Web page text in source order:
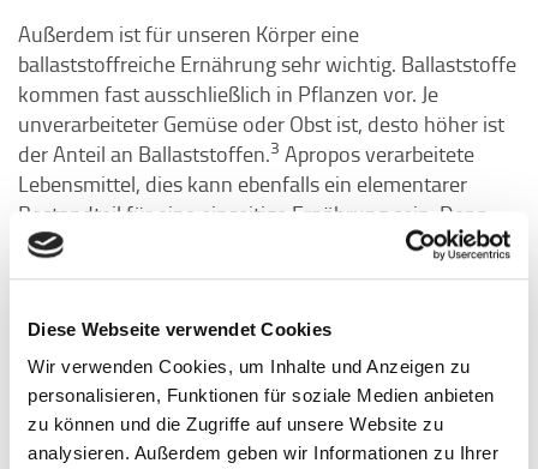
Diese Webseite verwendet Cookies
Wir verwenden Cookies, um Inhalte und Anzeigen zu
personalisieren, Funktionen für soziale Medien anbieten
zu können und die Zugriffe auf unsere Website zu
analysieren. Außerdem geben wir Informationen zu Ihrer
Außerdem ist für unseren Körper eine
ballaststoffreiche Ernährung sehr wichtig. Ballaststoffe
kommen fast ausschließlich in Pflanzen vor. Je
unverarbeiteter Gemüse oder Obst ist, desto höher ist
der Anteil an Ballaststoffen.3 Apropos verarbeitete
Lebensmittel, dies kann ebenfalls ein elementarer
Bestandteil für eine einseitige Ernährung sein. Denn
Fertigprodukte wie TK-Pizza, Wurstwaren wie zum
Beispiel Salami oder Schinkenwurst, aber auch
einen großen Bestandteil von zu einseitiger Ernährung
dar. Dabei sind natürlich nicht alle sogenannten
prozessierten Lebensmittel unbedingt schlecht. Es
kommt auf die Art der Verarbeitung an. Im Zweifel
empfehle ich dir aber, auf unverarbeitete Lebensmittel